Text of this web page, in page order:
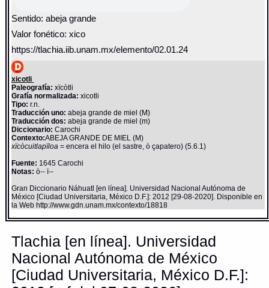
Sentido: abeja grande
Valor fonético: xico
https://tlachia.iib.unam.mx/elemento/02.01.24
xicotli
Paleografía: xïcòtli
Grafía normalizada: xicotli
Tipo: r.n.
Traducción uno: abeja grande de miel (M)
Traducción dos: abeja grande de miel (m)
Diccionario:Carochi
Contexto:ABEJA GRANDE DE MIEL (M)
xïcòcuitlapïloa= encera el hilo (el sastre, ò çapatero) (5.6.1)
Fuente: 1645 Carochi
Notas: ò-- ï--
Gran Diccionario Náhuatl [en línea]. Universidad Nacional Autónoma de
México [Ciudad Universitaria, México D.F.]: 2012 [29-08-2020]. Disponible en
la Web http://www.gdn.unam.mx/contexto/18818
Tlachia [en línea]. Universidad
Nacional Autónoma de México
[Ciudad Universitaria, México D.F.]: